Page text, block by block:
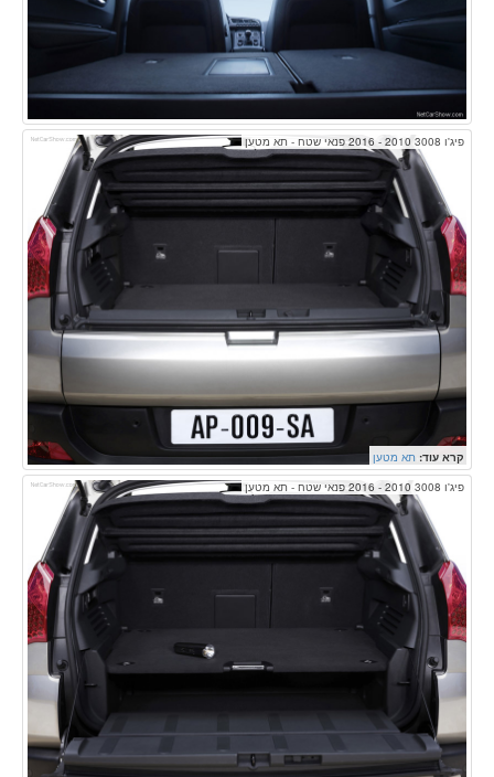
פיג'ו 3008 2010 - 2016 פנאי שטח - תא מטען
קרא עוד: תא מטען
פיג'ו 3008 2010 - 2016 פנאי שטח - תא מטען